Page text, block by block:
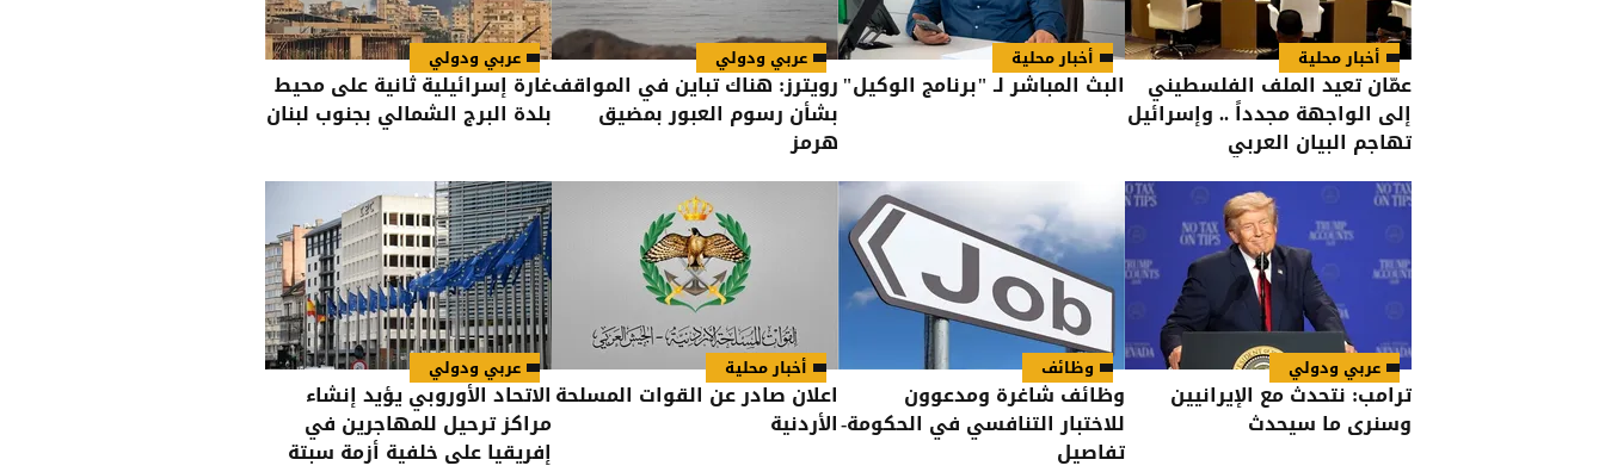
أخبار محلية
عمّان تعيد الملف الفلسطيني
إلى الواجهة مجدداً .. وإسرائيل
تهاجم البيان العربي
أخبار محلية
البث المباشر لـ "برنامج الوكيل"
عربي ودولي
رويترز: هناك تباين في المواقف
بشأن رسوم العبور بمضيق
هرمز
عربي ودولي
غارة إسرائيلية ثانية على محيط
بلدة البرج الشمالي بجنوب لبنان
عربي ودولي
ترامب: نتحدث مع الإيرانيين
وسنرى ما سيحدث
وظائف
وظائف شاغرة ومدعوون
للاختبار التنافسي في الحكومة-
تفاصيل
أخبار محلية
اعلان صادر عن القوات المسلحة
الأردنية
عربي ودولي
الاتحاد الأوروبي يؤيد إنشاء
مراكز ترحيل للمهاجرين في
إفريقيا على خلفية أزمة سبتة